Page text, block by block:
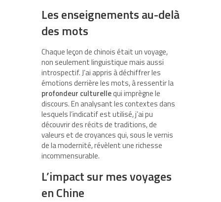
Les enseignements au-delà
des mots
Chaque leçon de chinois était un voyage,
non seulement linguistique mais aussi
introspectif. J’ai appris à déchiffrer les
émotions derrière les mots, à ressentir la
profondeur culturellequi imprègne le
discours. En analysant les contextes dans
lesquels l’indicatif est utilisé, j’ai pu
découvrir des récits de traditions, de
valeurs et de croyances qui, sous le vernis
de la modernité, révèlent une richesse
incommensurable.
L’impact sur mes voyages
en Chine